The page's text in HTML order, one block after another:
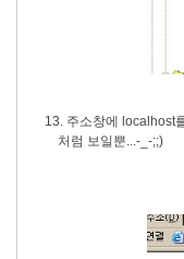
13. 주소창에 localhost
처럼 보일뿐...-_-;;)